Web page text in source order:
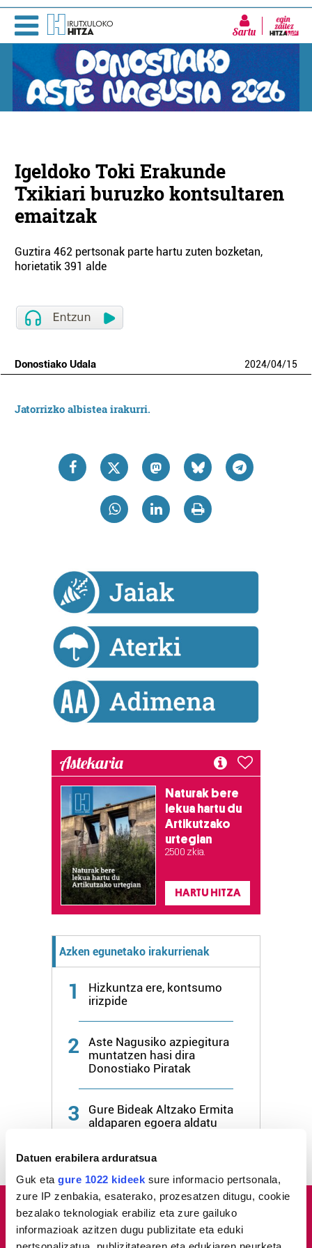
Datuen erabilera arduratsua
Guk eta gure 1022 kideek sure informacio pertsonala,
zure IP zenbakia, esaterako, prozesatzen ditugu, cookie
bezalako teknologiak erabiliz eta zure gailuko
informazioak azitzen dugu publizitate eta eduki
Sartu
Igeldoko Toki Erakunde
Txikiari buruzko kontsultaren
emaitzak
Guztira 462 pertsonak parte hartu zuten bozketan,
horietatik 391 alde
Donostiako Udala 2024/04/15
Jatorrizko albistea irakurri.
Astekaria
Naturak bere
lekua hartu du
Artikutzako
urtegian
2.500 zkia.
HARTU HITZA
Azken egunetako irakurrienak
1
Hizkuntza ere, kontsumo
irizpide
2
Aste Nagusiko azpiegitura
muntatzen hasi dira
Donostiako Piratak
3
Gure Bideak Altzako Ermita
aldaparen egoera aldatu